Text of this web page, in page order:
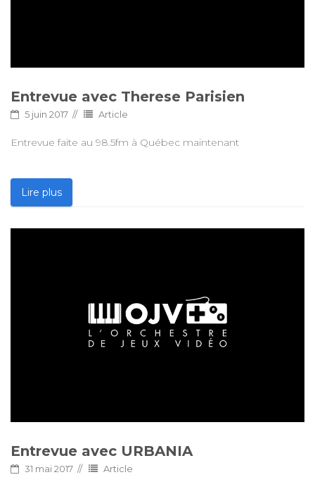
Entrevue avec Therese Parisien
5 juin 2017 Article
Entrevue faite au 98.5fm à Québec maintenant
Lire plus
Entrevue avec URBANIA
31 mai 2017 Article